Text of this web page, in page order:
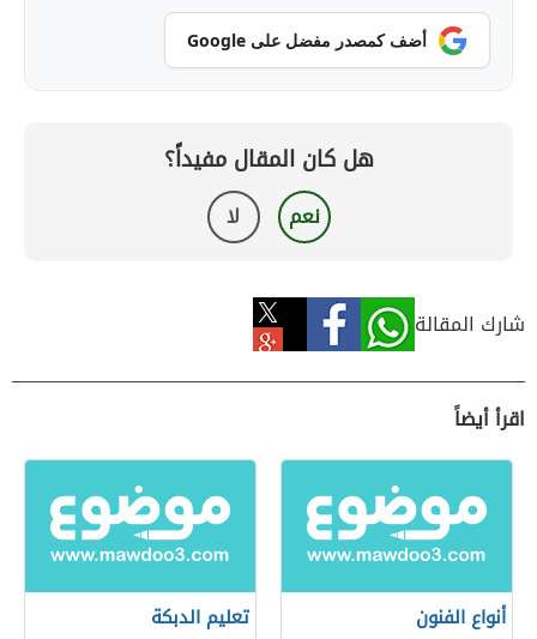
أضف كمصدر مفضل على Google
هل كان المقال مفيداً؟
نعم لا
شارك المقالة
اقرأ أيضاً
أنواع الفنون تعليم الدبكة